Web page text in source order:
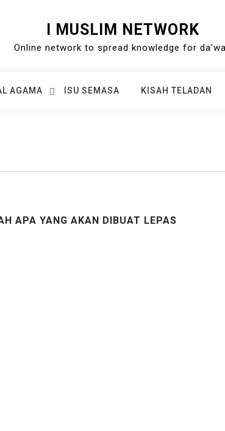
I MUSLIM NETWORK
Online network to spread knowledge for
AGAMA ISU SEMASA KISAH TELADAN
APA YANG AKAN DIBUAT LEPAS